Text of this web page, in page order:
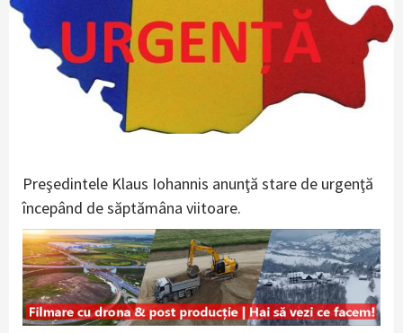
Preşedintele Klaus Iohannis anunţă stare de urgenţă
începând de săptămâna viitoare.